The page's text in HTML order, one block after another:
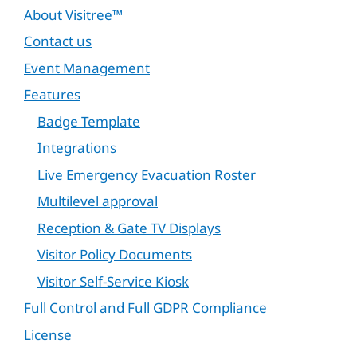
About Visitree™
Contact us
Event Management
Features
Badge Template
Integrations
Live Emergency Evacuation Roster
Multilevel approval
Reception & Gate TV Displays
Visitor Policy Documents
Visitor Self-Service Kiosk
Full Control and Full GDPR Compliance
License